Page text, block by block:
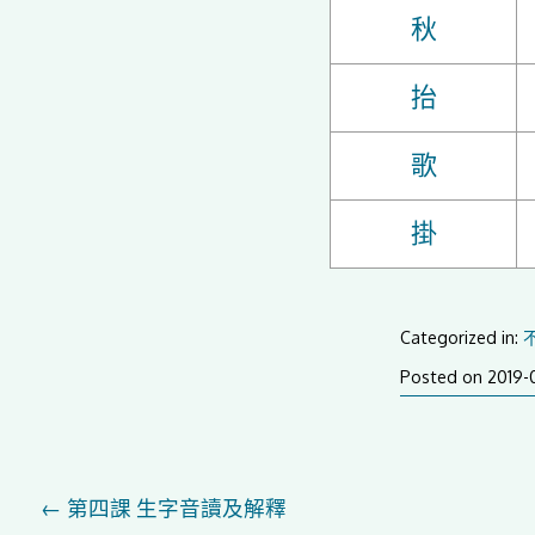
秋
抬
歌
掛
Categorized in:
Posted on
Post
← 第四課 生字音讀及解釋